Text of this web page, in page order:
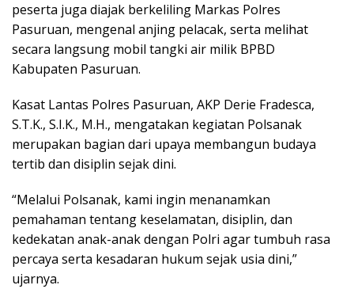
peserta juga diajak berkeliling Markas Polres
Pasuruan, mengenal anjing pelacak, serta melihat
secara langsung mobil tangki air milik BPBD
Kabupaten Pasuruan.
Kasat Lantas Polres Pasuruan, AKP Derie Fradesca,
S.T.K., S.I.K., M.H., mengatakan kegiatan Polsanak
merupakan bagian dari upaya membangun budaya
tertib dan disiplin sejak dini.
“Melalui Polsanak, kami ingin menanamkan
pemahaman tentang keselamatan, disiplin, dan
kedekatan anak-anak dengan Polri agar tumbuh rasa
percaya serta kesadaran hukum sejak usia dini,”
ujarnya.